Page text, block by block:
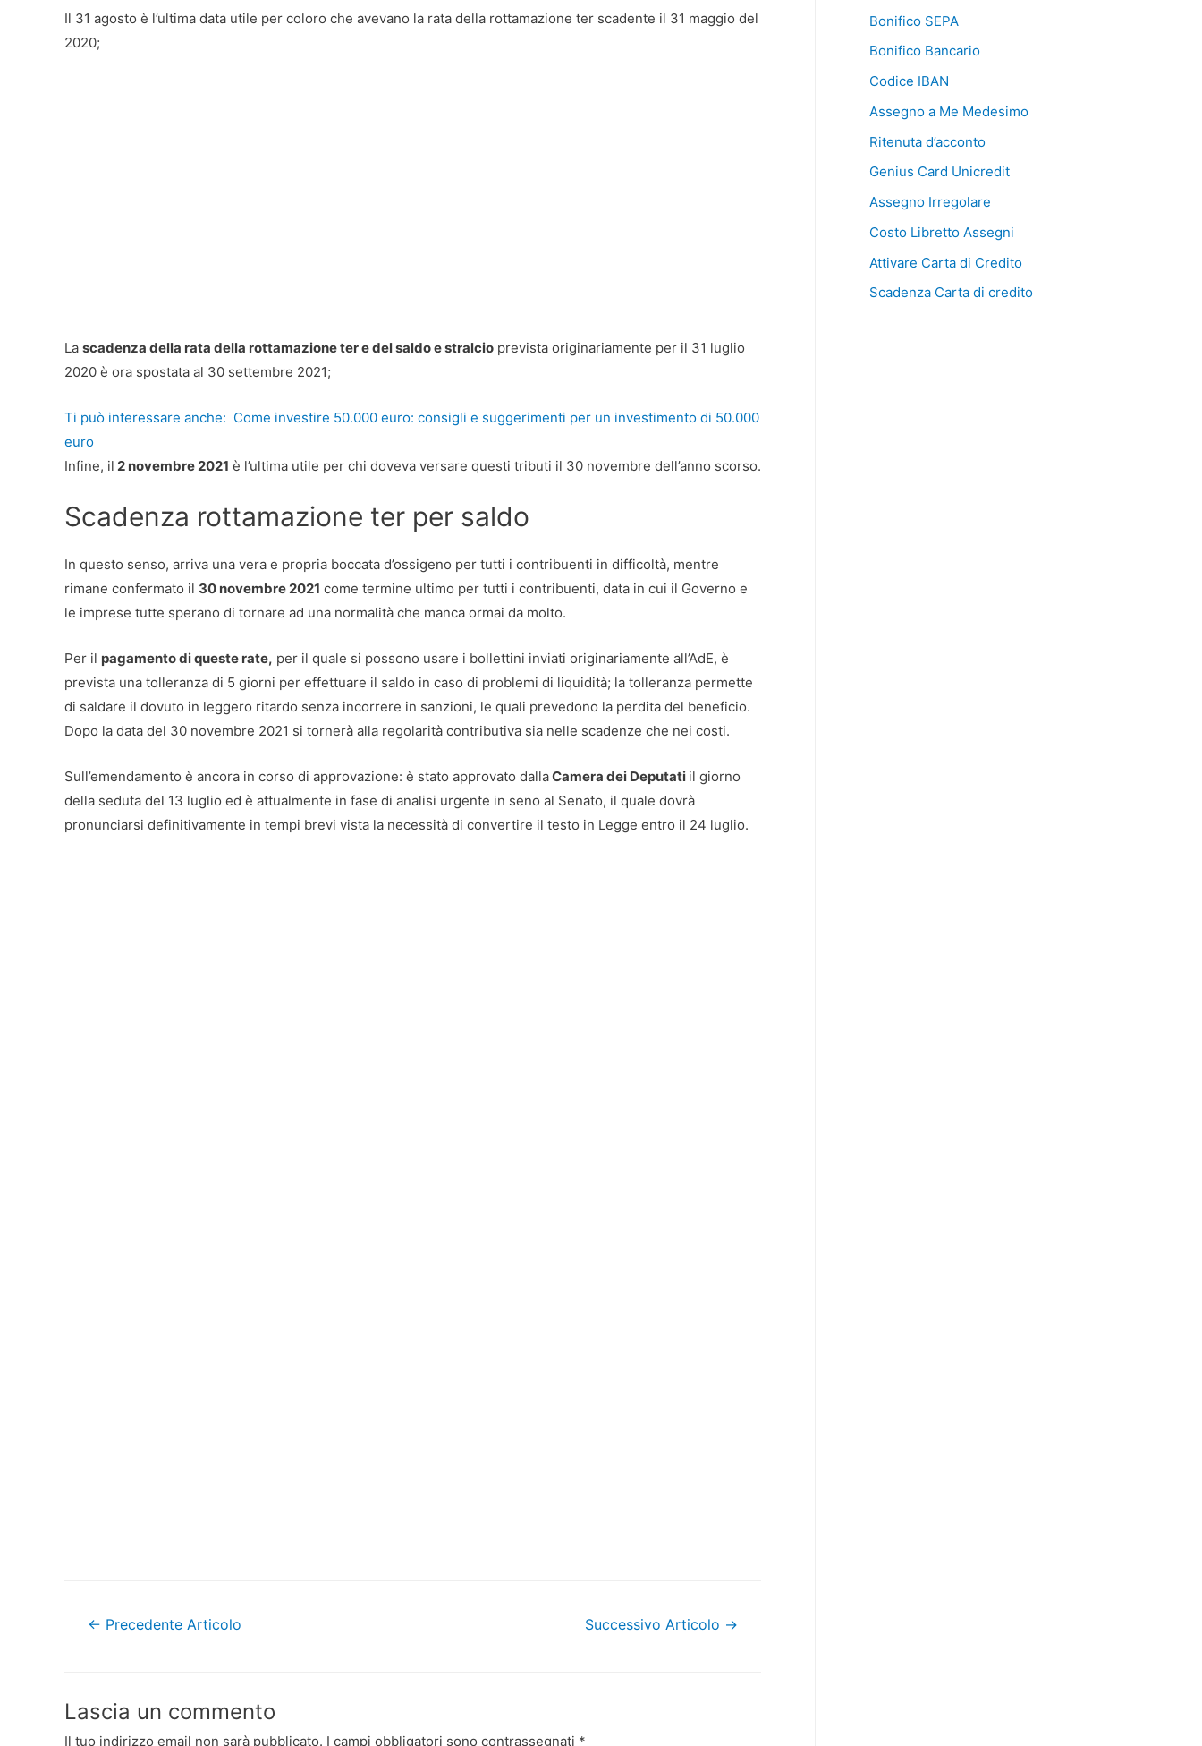
Il 31 agosto è l’ultima data utile per coloro che avevano la rata della rottamazione ter scadente il 31 maggio del
2020;
La scadenza della rata della rottamazione ter e del saldo e stralcio prevista originariamente per il 31 luglio
2020 è ora spostata al 30 settembre 2021;
Ti può interessare anche: Come investire 50.000 euro: consigli e suggerimenti per un investimento di 50.000
euro
Infine, il 2 novembre 2021 è l’ultima utile per chi doveva versare questi tributi il 30 novembre dell’anno scorso.
Scadenza rottamazione ter per saldo
In questo senso, arriva una vera e propria boccata d’ossigeno per tutti i contribuenti in difficoltà, mentre
rimane confermato il 30 novembre 2021 come termine ultimo per tutti i contribuenti, data in cui il Governo e
le imprese tutte sperano di tornare ad una normalità che manca ormai da molto.
Per il pagamento di queste rate, per il quale si possono usare i bollettini inviati originariamente all’AdE, è
prevista una tolleranza di 5 giorni per effettuare il saldo in caso di problemi di liquidità; la tolleranza permette
di saldare il dovuto in leggero ritardo senza incorrere in sanzioni, le quali prevedono la perdita del beneficio.
Dopo la data del 30 novembre 2021 si tornerà alla regolarità contributiva sia nelle scadenze che nei costi.
Sull’emendamento è ancora in corso di approvazione: è stato approvato dallaCamera dei Deputati il giorno
della seduta del 13 luglio ed è attualmente in fase di analisi urgente in seno al Senato, il quale dovrà
pronunciarsi definitivamente in tempi brevi vista la necessità di convertire il testo in Legge entro il 24 luglio.
Navigazione
← Precedente Articolo Successivo Articolo →
Lascia un commento
Il tuo indirizzo email non sarà pubblicato. I campi obbligatori sono contrassegnati *
Bonifico SEPA
Bonifico Bancario
Codice IBAN
Assegno a Me Medesimo
Ritenuta d’acconto
Genius Card Unicredit
Assegno Irregolare
Costo Libretto Assegni
Attivare Carta di Credito
Scadenza Carta di credito